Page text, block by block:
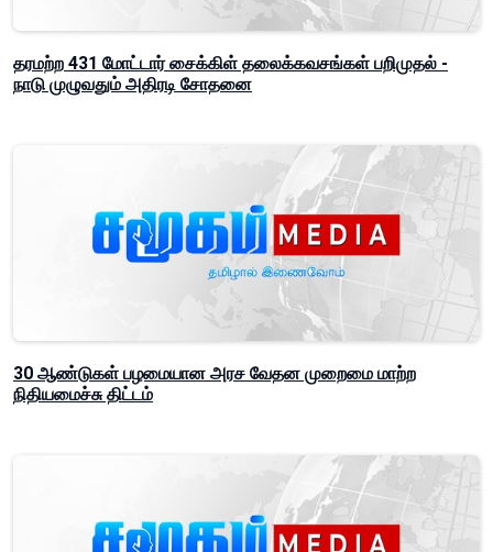
தரமற்ற 431 மோட்டார் சைக்கிள் தலைக்கவசங்கள் பறிமுதல் -
நாடு முழுவதும் அதிரடி சோதனை
30 ஆண்டுகள் பழமையான அரச வேதன முறைமை மாற்ற
நிதியமைச்சு திட்டம்